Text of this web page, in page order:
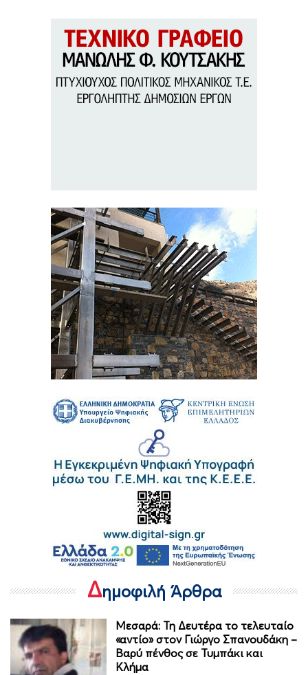
Δημοφιλή Άρθρα
Μεσαρά: Τη Δευτέρα το τελευταίο
«αντίο» στον Γιώργο Σπανουδάκη –
Βαρύ πένθος σε Τυμπάκι και
Κλήμα